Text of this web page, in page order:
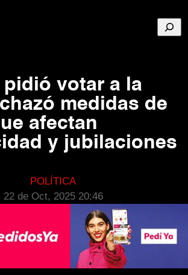
pidió votar a la
medidas de
afectan
y jubilaciones
POLÍTICA
22 de Oct, 2025 20:46